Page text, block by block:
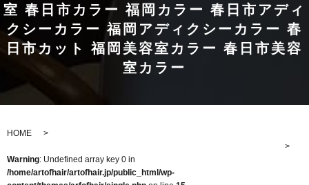
室 春日市カラー 福岡カラー 春日市アディ
クシーカラー 福岡アディクシーカラー 春
日市カット 福岡美容室カラー 春日市美容
室カラー
HOME
Warning: Undefined array key 0 in
/home/artofhair/artofhair.jp/public_html/wp-